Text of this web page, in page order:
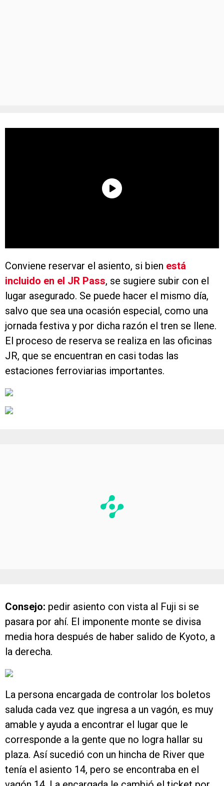
Conviene reservar el asiento, si bien está
incluido en el JR Pass, se sugiere subir con el
lugar asegurado. Se puede hacer el mismo día,
salvo que sea una ocasión especial, como una
jornada festiva y por dicha razón el tren se llene.
El proceso de reserva se realiza en las oficinas
JR, que se encuentran en casi todas las
estaciones ferroviarias importantes.
Consejo: pedir asiento con vista al Fuji si se
pasara por ahí. El imponente monte se divisa
media hora después de haber salido de Kyoto, a
la derecha.
La persona encargada de controlar los boletos
saluda cada vez que ingresa a un vagón, es muy
amable y ayuda a encontrar el lugar que le
corresponde a la gente que no logra hallar su
plaza. Así sucedió con un hincha de River que
tenía el asiento 14, pero se encontraba en el